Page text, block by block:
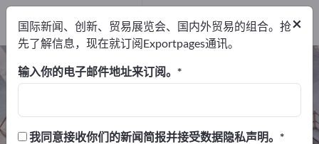
车顶结构材料 – 查找制造商和供应商
12 12
出口商12
制造商 12×
国际新闻、创新、贸易展览会、国内外贸易的组合。抢
先了解信息，现在就订阅Exportpages通讯。
输入你的电子邮件地址来订阅。
我同意接收你们的新闻简报并接受数据隐私声明。